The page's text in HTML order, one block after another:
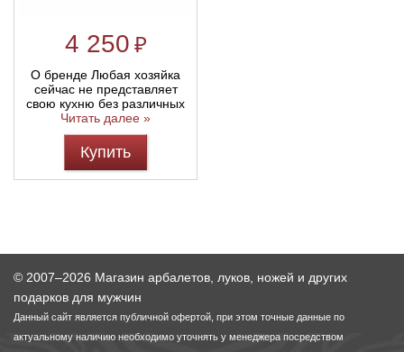
4 250 ₽
О бренде Любая хозяйка
сейчас не представляет
свою кухню без различных
Читать далее »
Купить
© 2007–2026 Магазин арбалетов, луков, ножей и других
подарков для мужчин
Данный сайт является публичной офертой, при этом точные данные по
актуальному наличию необходимо уточнять у менеджера посредством